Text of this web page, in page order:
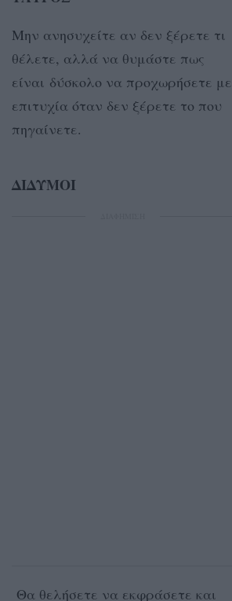
Μην ανησυχείτε αν δεν ξέρετε τι
θέλετε, αλλά να θυμάστε πως
είναι δύσκολο να προχωρήσετε με
επιτυχία όταν δεν ξέρετε το που
πηγαίνετε.
ΔΙΔΥΜΟΙ
Θα θελήσετε να εκφράσετε και